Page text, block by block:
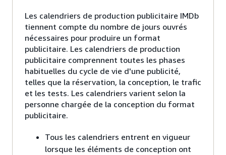
Les calendriers de production publicitaire IMDb
tiennent compte du nombre de jours ouvrés
nécessaires pour produire un format
publicitaire. Les calendriers de production
publicitaire comprennent toutes les phases
habituelles du cycle de vie d'une publicité,
telles que la réservation, la conception, le trafic
et les tests. Les calendriers varient selon la
personne chargée de la conception du format
publicitaire.
Tous les calendriers entrent en vigueur
lorsque les éléments de conception ont